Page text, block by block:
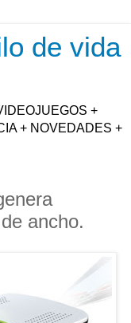
de vida
+
+ NOVEDADES +
ancho.